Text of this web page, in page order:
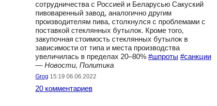
сотрудничества с Россией и Беларусью Сакуский
пивоваренный завод, аналогично другим
производителям пива, столкнулся с проблемами с
поставкой стеклянных бутылок. Кроме того,
закупочная стоимость стеклянных бутылок в
зависимости от типа и места производства
увеличилась в пределах 20–80% #шпроты #санкции
— Новости, Политика
Grog 15:19 06.06.2022
20 комментариев